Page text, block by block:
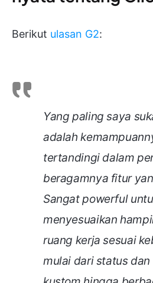
Berikut ulasan G2:
Yang paling saya
adalah
tertandingi dalam
beragamnya fitur
Sangat powerful
menyesuaikan
ruang kerja sesuai
mulai dari status